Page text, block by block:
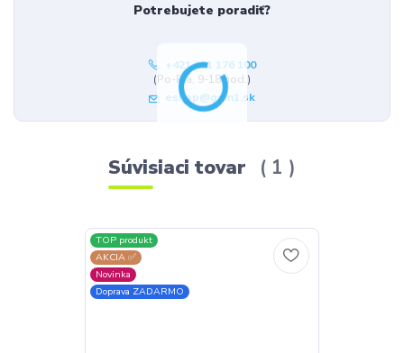
Potrebujete poradiť?
+421 951 176 100
(Po-Pia, 9-18 hod.)
eshop@gsm1.sk
Súvisiaci tovar 1
TOP produkt
AKCIA ✅
Novinka
Doprava ZADARMO